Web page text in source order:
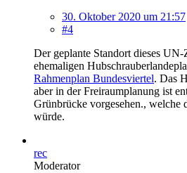
30. Oktober 2020 um 21:57
#4
Der geplante Standort dieses
ehemaligen
Rahmenplan Bundesviertel. Das
aber in der Freiraumplanung ist
Grünbrücke vorgesehen., welche
würde.
rec
Moderator